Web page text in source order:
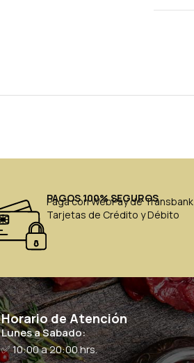
PAGOS 100% SEGUROS
Paga con WebPay de Transbank
Tarjetas de Crédito y Débito
Horario de Atención
Lunes a Sabado:
✅ 10:00 a 20:00 hrs.